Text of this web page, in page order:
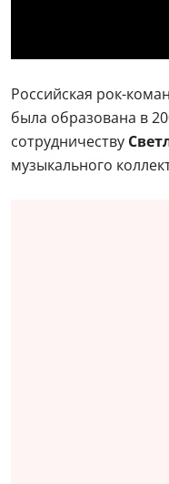
Российская рок-
была образована в
сотрудничеству
музыкального